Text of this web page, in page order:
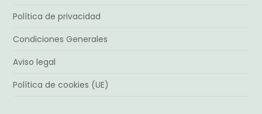
Política de privacidad
Condiciones Generales
Aviso legal
Política de cookies (UE)